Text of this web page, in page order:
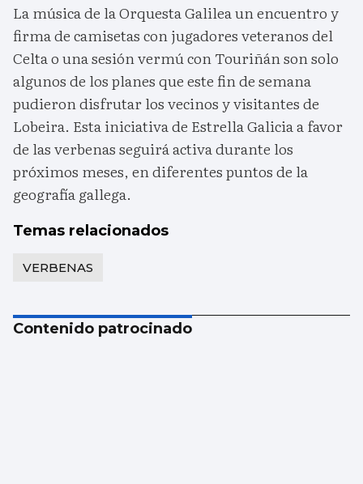
La música de la Orquesta Galilea un encuentro y
firma de camisetas con jugadores veteranos del
Celta o una sesión vermú con Touriñán son solo
algunos de los planes que este fin de semana
pudieron disfrutar los vecinos y visitantes de
Lobeira. Esta iniciativa de Estrella Galicia a favor
de las verbenas seguirá activa durante los
próximos meses, en diferentes puntos de la
geografía gallega.
Temas relacionados
VERBENAS
Contenido patrocinado